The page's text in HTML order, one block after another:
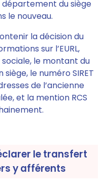
département du siège
le nouveau.
la décision du
sur l’EURL,
le montant du
le numéro SIRET
de l’ancienne
et la mention RCS
le transfert
y afférents